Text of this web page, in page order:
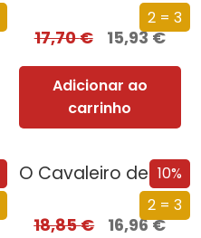
2 = 3
17,70€ 15,93€
Adicionar ao
carrinho
10%
2 = 3
O Cavaleiro de Westeros e Outras Histórias
18,85€ 16,96€